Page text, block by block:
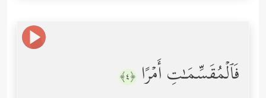
فَٱلۡمُقَسِّمَـٰتِ أَمۡرًا ﴿٤﴾